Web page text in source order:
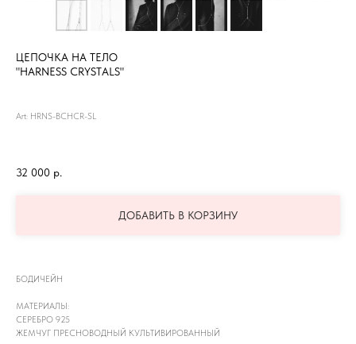
ЦЕПОЧКА НА ТЕЛО
"HARNESS CRYSTALS"
Art: HRNS-BCHCR-SL
32 000 р.
ДОБАВИТЬ В КОРЗИНУ
БОДИЧЕЙН
МАТЕРИАЛЫ:
СЕРЕБРО 925
ЖЕМЧУГ ПРЕСНОВОДНЫЙ КУЛЬТИВИРОВАННЫЙ